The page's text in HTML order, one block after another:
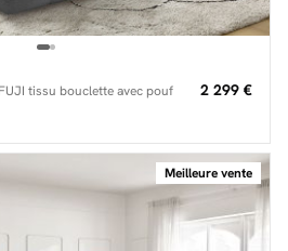
tissu bouclette avec pouf 2 299 €
Meilleure vente